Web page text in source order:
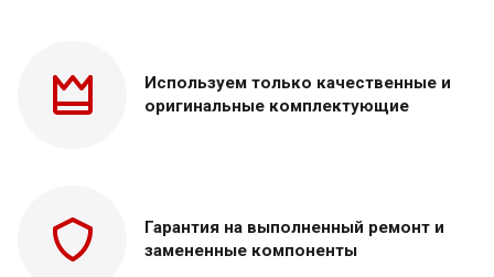
Используем только качественные и
оригинальные комплектующие
Гарантия на выполненный ремонт и
замененные компоненты